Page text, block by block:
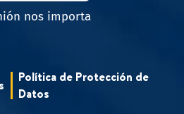
nos importa
Política de Protección de
Datos